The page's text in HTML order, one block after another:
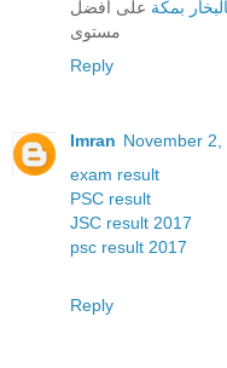
بمكة على افضل
مستوى
Reply
Imran November 2,
exam result
PSC result
JSC result 2017
psc result 2017
Reply